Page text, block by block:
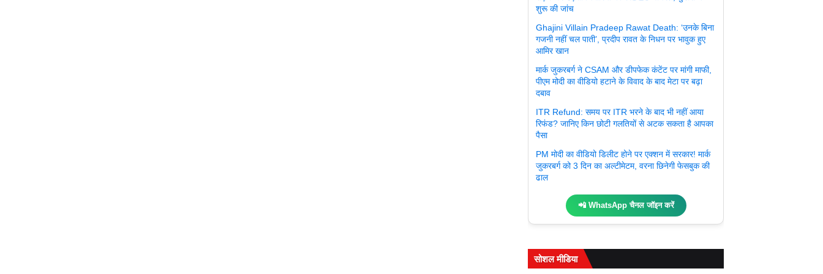
शुरू की जांच
Ghajini Villain Pradeep Rawat Death: ‘उनके बिना
गजनी नहीं चल पाती’, प्रदीप रावत के निधन पर भावुक हुए
आमिर खान
मार्क जुकरबर्ग ने CSAM और डीपफेक कंटेंट पर मांगी माफी,
पीएम मोदी का वीडियो हटाने के विवाद के बाद मेटा पर बढ़ा
दबाव
ITR Refund: समय पर ITR भरने के बाद भी नहीं आया
रिफंड? जानिए किन छोटी गलतियों से अटक सकता है आपका
पैसा
PM मोदी का वीडियो डिलीट होने पर एक्शन में सरकार! मार्क
जुकरबर्ग को 3 दिन का अल्टीमेटम, वरना छिनेगी फेसबुक की
ढाल
📲 WhatsApp चैनल जॉइन करें
सोशल मीडिया